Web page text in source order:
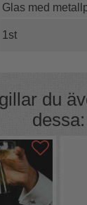
ca 14 cm med
glas.
Glas med
1st
du
dessa: